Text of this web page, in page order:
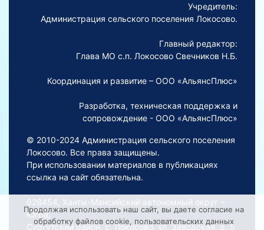
Учредитель:
Администрация сельского поселения Локосово.
Главный редактор:
Глава МО с.п. Локосово Свечников Н.Б.
Координация и развитие – ООО «АльянсПлюс»
Разработка, техническая поддержка и
сопровождение - ООО «АльянсПлюс»
© 2010-2024 Администрация сельского поселения
Локосово. Все права защищены.
При использовании материалов в публикациях
ссылка на сайт обязательна.
628454, Ханты-Мансийский автономный округ –
Югра,
Сургутский район, с. Локосово, ул. Заводская, д. 5
Продолжая использовать наш сайт, вы даете согласие на
обработку файлов cookie, пользовательских данных